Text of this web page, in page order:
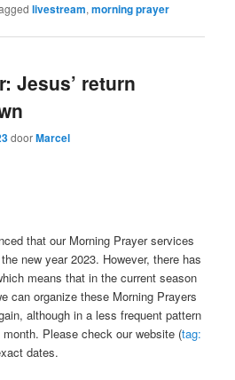
livestream,morning prayer
Jesus’ return
doorMarcel
that our Morning Prayer services
new year 2023. However, there has
means that in the current season
can organize these Morning Prayers
although in a less frequent pattern
Please check our website (tag:
dates.